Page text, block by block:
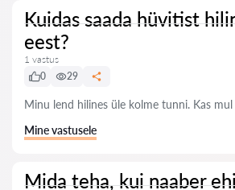
Kuidas saada hüvitist
eest?
1 vastus
0
29
Minu lend hilines üle kolme tunni. Kas
Mine vastusele
Mida teha, kui naaber